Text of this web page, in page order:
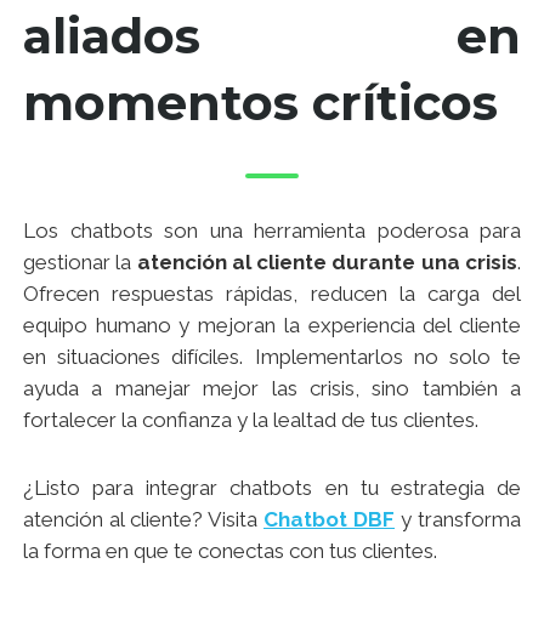
aliados en
momentos críticos
Los chatbots son una herramienta poderosa para
gestionar la atención al cliente durante una crisis.
Ofrecen respuestas rápidas, reducen la carga del
equipo humano y mejoran la experiencia del cliente
en situaciones difíciles. Implementarlos no solo te
ayuda a manejar mejor las crisis, sino también a
fortalecer la confianza y la lealtad de tus clientes.
¿Listo para integrar chatbots en tu estrategia de
atención al cliente? Visita Chatbot DBF y transforma
la forma en que te conectas con tus clientes.